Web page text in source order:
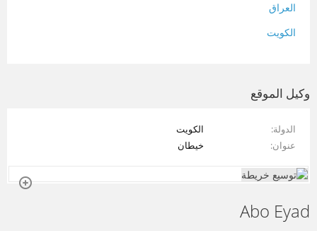
العراق
الكويت
فلسطين
سوريا
تونس
وكيل الموقع
الدولة
الكويت
عنوان
خيطان
Abo Eyad